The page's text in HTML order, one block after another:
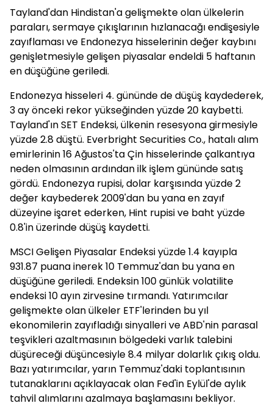
Tayland'dan Hindistan'a gelişmekte olan ülkelerin
paraları, sermaye çıkışlarının hızlanacağı endişesiyle
zayıflaması ve Endonezya hisselerinin değer kaybını
genişletmesiyle gelişen piyasalar endeldi 5 haftanın
en düşüğüne geriledi.
Endonezya hisseleri 4. gününde de düşüş kaydederek,
3 ay önceki rekor yükseğinden yüzde 20 kaybetti.
Tayland'ın SET Endeksi, ülkenin resesyona girmesiyle
yüzde 2.8 düştü. Everbright Securities Co., hatalı alım
emirlerinin 16 Ağustos'ta Çin hisselerinde çalkantıya
neden olmasının ardından ilk işlem gününde satış
gördü. Endonezya rupisi, dolar karşısında yüzde 2
değer kaybederek 2009'dan bu yana en zayıf
düzeyine işaret ederken, Hint rupisi ve baht yüzde
0.8'in üzerinde düşüş kaydetti.
MSCI Gelişen Piyasalar Endeksi yüzde 1.4 kayıpla
931.87 puana inerek 10 Temmuz'dan bu yana en
düşüğüne geriledi. Endeksin 100 günlük volatilite
endeksi 10 ayın zirvesine tırmandı. Yatırımcılar
gelişmekte olan ülkeler ETF'lerinden bu yıl
ekonomilerin zayıfladığı sinyalleri ve ABD'nin parasal
teşvikleri azaltmasının bölgedeki varlık talebini
düşüreceği düşüncesiyle 8.4 milyar dolarlık çıkış oldu.
Bazı yatırımcılar, yarın Temmuz'daki toplantısının
tutanaklarını açıklayacak olan Fed'in Eylül'de aylık
tahvil alımlarını azalmaya başlamasını bekliyor.